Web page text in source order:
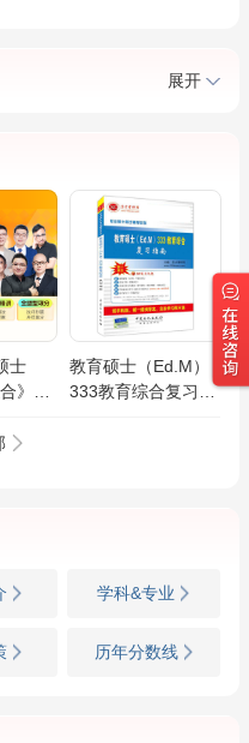
展开
士
》全
教育硕士（Ed.M）
333教育综合复习指
学科&专业
历年分数线